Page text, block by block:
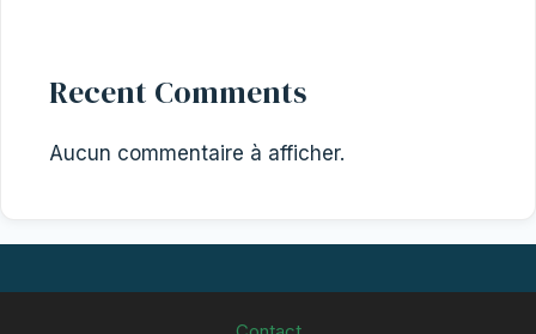
Recent Comments
Aucun commentaire à afficher.